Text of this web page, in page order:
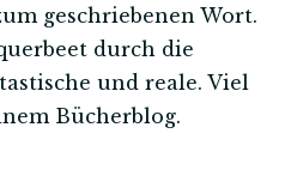
geschriebenen Wort.
durch die
und reale. Viel
Bücherblog.